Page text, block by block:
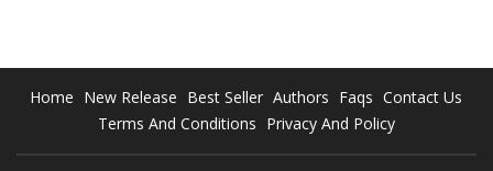
Home New Release Best Seller Authors Faqs Contact Us
Terms And Conditions Privacy And Policy